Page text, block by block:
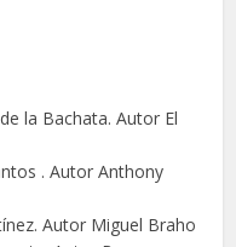
la Bachata. Autor El
. Autor Anthony
Autor Miguel Braho